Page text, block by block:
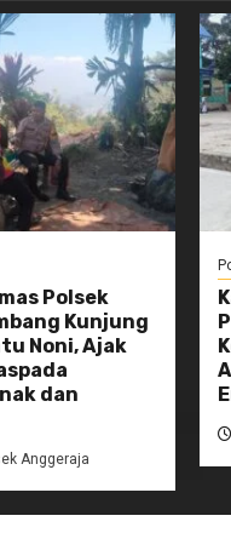
Polsek
Kunjung
Noni, Ajak
dan
Anggeraja